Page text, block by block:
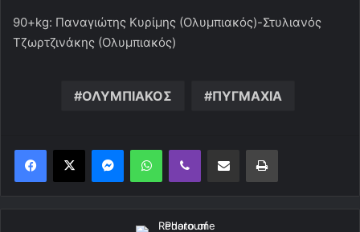
90+kg: Παναγιώτης Κυρίμης (Ολυμπιακός)-Στυλιανός
Τζωρτζινάκης (Ολυμπιακός)
ΟΛΥΜΠΙΑΚΟΣ ΠΥΓΜΑΧΙΑ
MessengerWhatsAppViber Κοινοποίηση μέσω ηλεκτρονικού ταχυδρομείουΕκτύπωση